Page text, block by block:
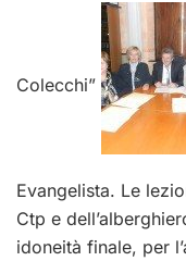
Colecchi”
Evangelista. Le
Ctp e
idoneità finale, per